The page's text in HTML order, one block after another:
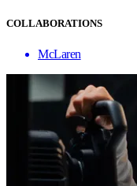
COLLABORATIONS
McLaren